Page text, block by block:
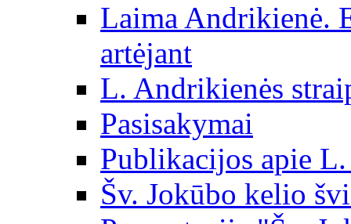
Laima Andrikienė.
artėjant
L. Andrikienės
Pasisakymai
Publikacijos apie
Šv. Jokūbo kelio